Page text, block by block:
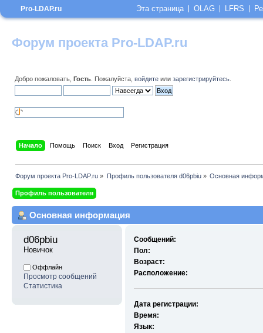
Форум проекта Pro-LDAP.ru
Добро пожаловать, Гость . Пожалуйста, войдите или зарегистрируйтесь
Начало Помощь Поиск Вход Регистрация
Форум проекта Pro-LDAP.ru » Профиль пользователя d06pbiu» Основная
Профиль пользователя
Основная информация
d06pbiu
Новичок
Оффлайн
Просмотр сообщений
Статистика
Сообщений:
Пол:
Возраст:
Расположение:
Дата регистрации:
Время:
Язык:
Pro-LDAP.ru Эта страница OLAG LFRS